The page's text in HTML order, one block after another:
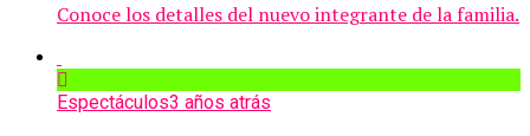
Conoce los detalles del nuevo integrante de la familia.
Espectáculos3 años atrás